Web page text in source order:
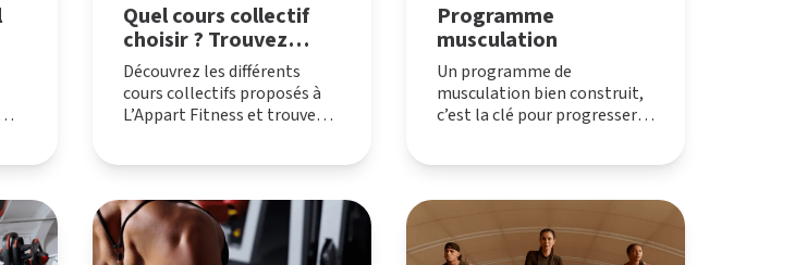
Quel cours collectif
choisir ? Trouvez
votre activité
sportive
Découvrez les différents
cours collectifs proposés à
L’Appart Fitness et trouvez
Programme
musculation
Un programme de
musculation bien construit,
c’est la clé pour progresser